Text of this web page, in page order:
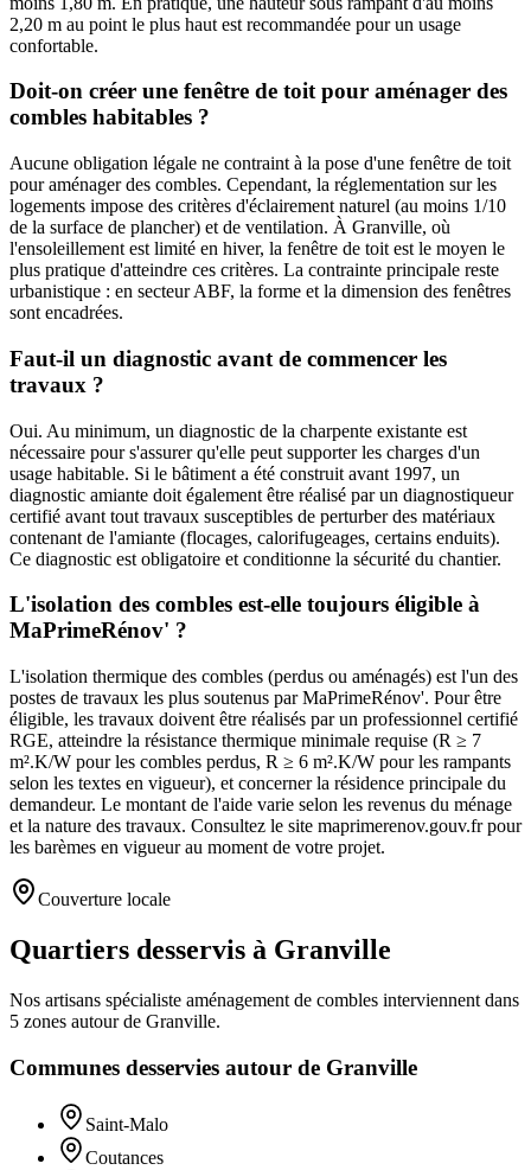
2,20 m au point le plus haut est recommandée pour un usage
confortable.
Doit-on créer une fenêtre de toit pour aménager des
combles habitables ?
Aucune obligation légale ne contraint à la pose d'une fenêtre de toit
pour aménager des combles. Cependant, la réglementation sur les
logements impose des critères d'éclairement naturel (au moins 1/10
de la surface de plancher) et de ventilation. À Granville, où
l'ensoleillement est limité en hiver, la fenêtre de toit est le moyen le
plus pratique d'atteindre ces critères. La contrainte principale reste
urbanistique : en secteur ABF, la forme et la dimension des fenêtres
sont encadrées.
Faut-il un diagnostic avant de commencer les
travaux ?
Oui. Au minimum, un diagnostic de la charpente existante est
nécessaire pour s'assurer qu'elle peut supporter les charges d'un
usage habitable. Si le bâtiment a été construit avant 1997, un
diagnostic amiante doit également être réalisé par un diagnostiqueur
certifié avant tout travaux susceptibles de perturber des matériaux
contenant de l'amiante (flocages, calorifugeages, certains enduits).
Ce diagnostic est obligatoire et conditionne la sécurité du chantier.
L'isolation des combles est-elle toujours éligible à
MaPrimeRénov' ?
L'isolation thermique des combles (perdus ou aménagés) est l'un des
postes de travaux les plus soutenus par MaPrimeRénov'. Pour être
éligible, les travaux doivent être réalisés par un professionnel certifié
RGE, atteindre la résistance thermique minimale requise (R ≥ 7
m².K/W pour les combles perdus, R ≥ 6 m².K/W pour les rampants
selon les textes en vigueur), et concerner la résidence principale du
demandeur. Le montant de l'aide varie selon les revenus du ménage
et la nature des travaux. Consultez le site maprimerenov.gouv.fr pour
les barèmes en vigueur au moment de votre projet.
Couverture locale
Quartiers desservis à Granville
Nos artisans spécialiste aménagement de combles interviennent dans
5 zones autour de Granville.
Communes desservies autour de Granville
Saint-Malo
Coutances